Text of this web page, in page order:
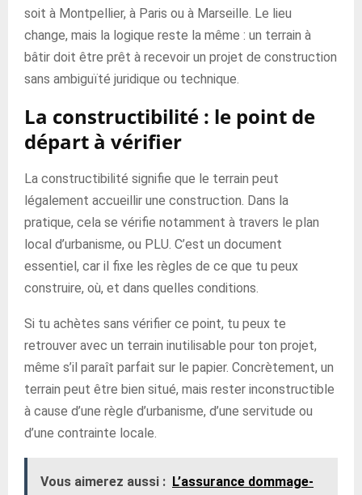
soit à Montpellier, à Paris ou à Marseille. Le lieu
change, mais la logique reste la même : un terrain à
bâtir doit être prêt à recevoir un projet de construction
sans ambiguïté juridique ou technique.
La constructibilité : le point de
départ à vérifier
La constructibilité signifie que le terrain peut
légalement accueillir une construction. Dans la
pratique, cela se vérifie notamment à travers le plan
local d’urbanisme, ou PLU. C’est un document
essentiel, car il fixe les règles de ce que tu peux
construire, où, et dans quelles conditions.
Si tu achètes sans vérifier ce point, tu peux te
retrouver avec un terrain inutilisable pour ton projet,
même s’il paraît parfait sur le papier. Concrètement, un
terrain peut être bien situé, mais rester inconstructible
à cause d’une règle d’urbanisme, d’une servitude ou
d’une contrainte locale.
Vous aimerez aussi : L’assurance dommage-